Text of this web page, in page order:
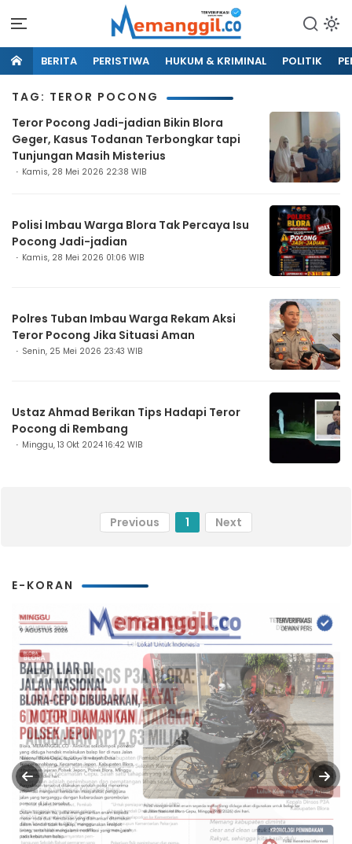
BERITA PERISTIWA HUKUM & KRIMINAL POLITIK
TAG: TEROR POCONG
Teror Pocong Jadi-jadian Bikin Blora
Geger, Kasus Todanan Terbongkar tapi
Tunjungan Masih Misterius
Kamis, 28 Mei 2026 22:38 WIB
Polisi Imbau Warga Blora Tak Percaya Isu
Pocong Jadi-jadian
Kamis, 28 Mei 2026 01:06 WIB
Polres Tuban Imbau Warga Rekam Aksi
Teror Pocong Jika Situasi Aman
Senin, 25 Mei 2026 23:43 WIB
Ustaz Ahmad Berikan Tips Hadapi Teror
Pocong di Rembang
Minggu, 13 Okt 2024 16:42 WIB
Previous 1 Next
E-KORAN